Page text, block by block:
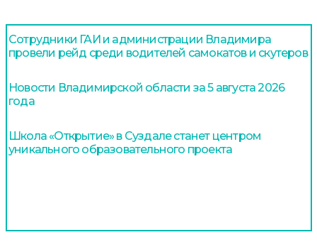
Сотрудники ГАИ и администрации Владимира
провели рейд среди водителей самокатов и скутеров
Новости Владимирской области за 5 августа 2026
года
Школа «Открытие» в Суздале станет центром
уникального образовательного проекта